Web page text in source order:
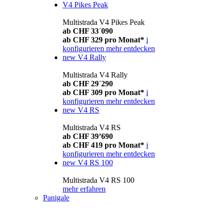
V4 Pikes Peak
Multistrada V4 Pikes Peak
ab CHF 33´090
ab CHF 329 pro Monat* i
konfigurieren mehr entdecken
new V4 Rally
Multistrada V4 Rally
ab CHF 29´290
ab CHF 309 pro Monat* i
konfigurieren mehr entdecken
new V4 RS
Multistrada V4 RS
ab CHF 39’690
ab CHF 419 pro Monat* i
konfigurieren mehr entdecken
new V4 RS 100
Multistrada V4 RS 100
mehr erfahren
Panigale